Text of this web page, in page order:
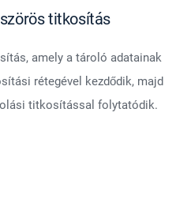
titkosítás
amely a tároló adatainak
rétegével kezdődik, majd
titkosítással folytatódik.